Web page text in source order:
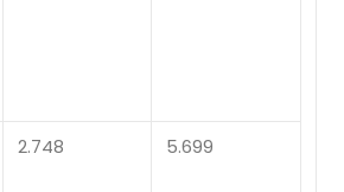
2.748 5.699